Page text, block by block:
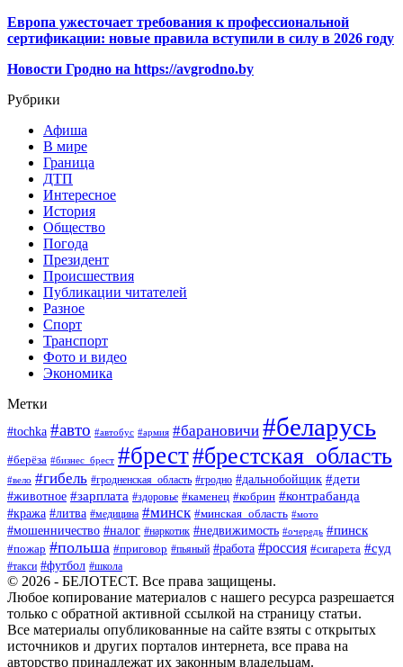
Европа ужесточает требования к профессиональной
сертификации: новые правила вступили в силу в 2026 году
Новости Гродно на https://avgrodno.by
Рубрики
Афиша
В мире
Граница
ДТП
Интересное
История
Общество
Погода
Президент
Происшествия
Публикации читателей
Разное
Спорт
Транспорт
Фото и видео
Экономика
Метки
#tochka #авто #автобус #армия #барановичи #беларусь
#берёза #бизнес_брест #брест#брестская_область
#вело #гибель #гродненская_область #гродно #дальнобойщик #дети
#животное #зарплата #здоровье #каменец #кобрин #контрабанда
#кража #литва #медицина #минск #минская_область #мото
#мошенничество #налог #наркотик #недвижимость #очередь #пинск
#пожар #польша #приговор #пьяный #работа #россия #сигарета #суд
#такси #футбол #школа
© 2026 - БЕЛОТЕСТ. Все права защищены.
Любое копирование материалов с нашего ресурса разрешается
только с обратной активной ссылкой на страницу статьи.
Все материалы опубликованные на сайте взяты с открытых
источников и других порталов интернета, все права на
авторство принадлежат их законным владельцам.